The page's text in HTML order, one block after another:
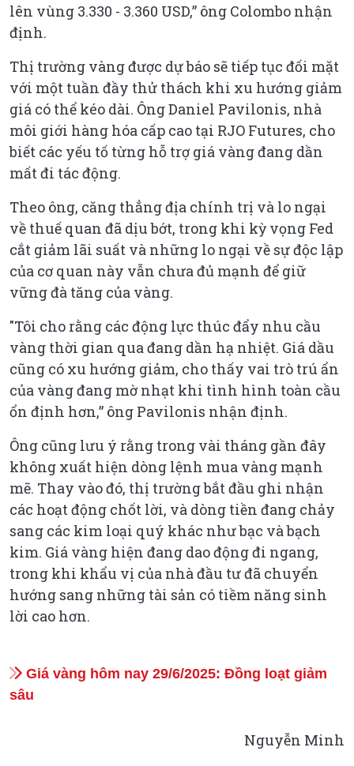
lên vùng 3.330 - 3.360 USD,” ông Colombo nhận
định.
Thị trường vàng được dự báo sẽ tiếp tục đối mặt
với một tuần đầy thử thách khi xu hướng giảm
giá có thể kéo dài. Ông Daniel Pavilonis, nhà
môi giới hàng hóa cấp cao tại RJO Futures, cho
biết các yếu tố từng hỗ trợ giá vàng đang dần
mất đi tác động.
Theo ông, căng thẳng địa chính trị và lo ngại
về thuế quan đã dịu bớt, trong khi kỳ vọng Fed
cắt giảm lãi suất và những lo ngại về sự độc lập
của cơ quan này vẫn chưa đủ mạnh để giữ
vững đà tăng của vàng.
"Tôi cho rằng các động lực thúc đẩy nhu cầu
vàng thời gian qua đang dần hạ nhiệt. Giá dầu
cũng có xu hướng giảm, cho thấy vai trò trú ẩn
của vàng đang mờ nhạt khi tình hình toàn cầu
ổn định hơn,” ông Pavilonis nhận định.
Ông cũng lưu ý rằng trong vài tháng gần đây
không xuất hiện dòng lệnh mua vàng mạnh
mẽ. Thay vào đó, thị trường bắt đầu ghi nhận
các hoạt động chốt lời, và dòng tiền đang chảy
sang các kim loại quý khác như bạc và bạch
kim. Giá vàng hiện đang dao động đi ngang,
trong khi khẩu vị của nhà đầu tư đã chuyển
hướng sang những tài sản có tiềm năng sinh
lời cao hơn.
Giá vàng hôm nay 29/6/2025: Đồng loạt giảm
sâu
Nguyễn Minh